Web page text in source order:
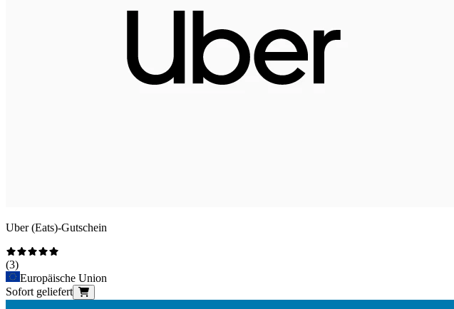
Uber (Eats)-Gutschein
(3)
Europäische Union
Sofort geliefert